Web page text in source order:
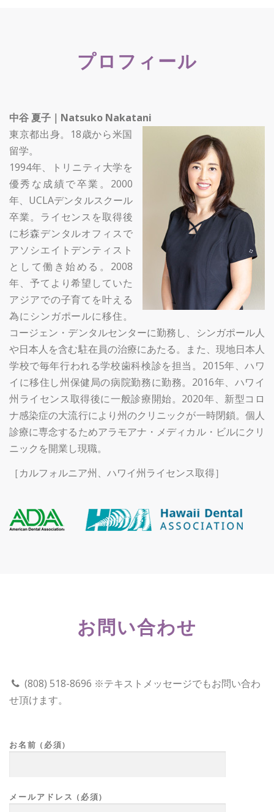
プロフィール
中谷 夏子｜Natsuko Nakatani
東京都出身。18歳から米国
留学。
1994年、トリニティ大学を
優秀な成績で卒業。2000
年、UCLAデンタルスクール
卒業。ライセンスを取得後
に杉森デンタルオフィスで
アソシエイトデンティスト
として働き始める。2008
年、予てより希望していた
アジアでの子育てを叶える
為にシンガポールに移住。
コージェン・デンタルセンターに勤務し、シンガポール人
や日本人を含む駐在員の治療にあたる。また、現地日本人
学校で毎年行われる学校歯科検診を担当。2015年、ハワ
イに移住し州保健局の病院勤務に勤務。2016年、ハワイ
州ライセンス取得後に一般診療開始。2020年、新型コロ
ナ感染症の大流行により州のクリニックが一時閉鎖。個人
診療に専念するためアラモアナ・メディカル・ビルにクリ
ニックを開業し現職。
［カルフォルニア州、ハワイ州ライセンス取得］
お問い合わせ
(808) 518-8696 ※テキストメッセージでもお問い合わ
せ頂けます。
お名前 (必須)
メールアドレス (必須)